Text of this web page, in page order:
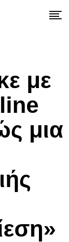
με
μια